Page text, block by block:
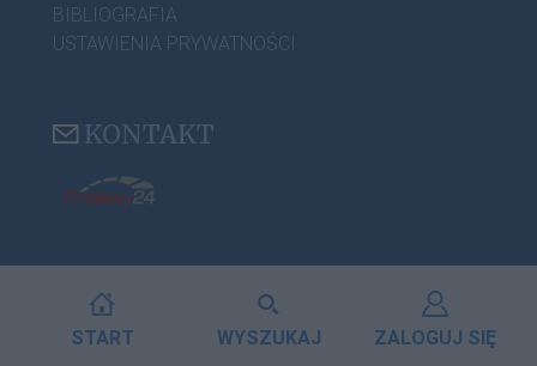
BIBLIOGRAFIA
USTAWIENIA PRYWATNOŚCI
KONTAKT
START WYSZUKAJ ZALOGUJ SIĘ